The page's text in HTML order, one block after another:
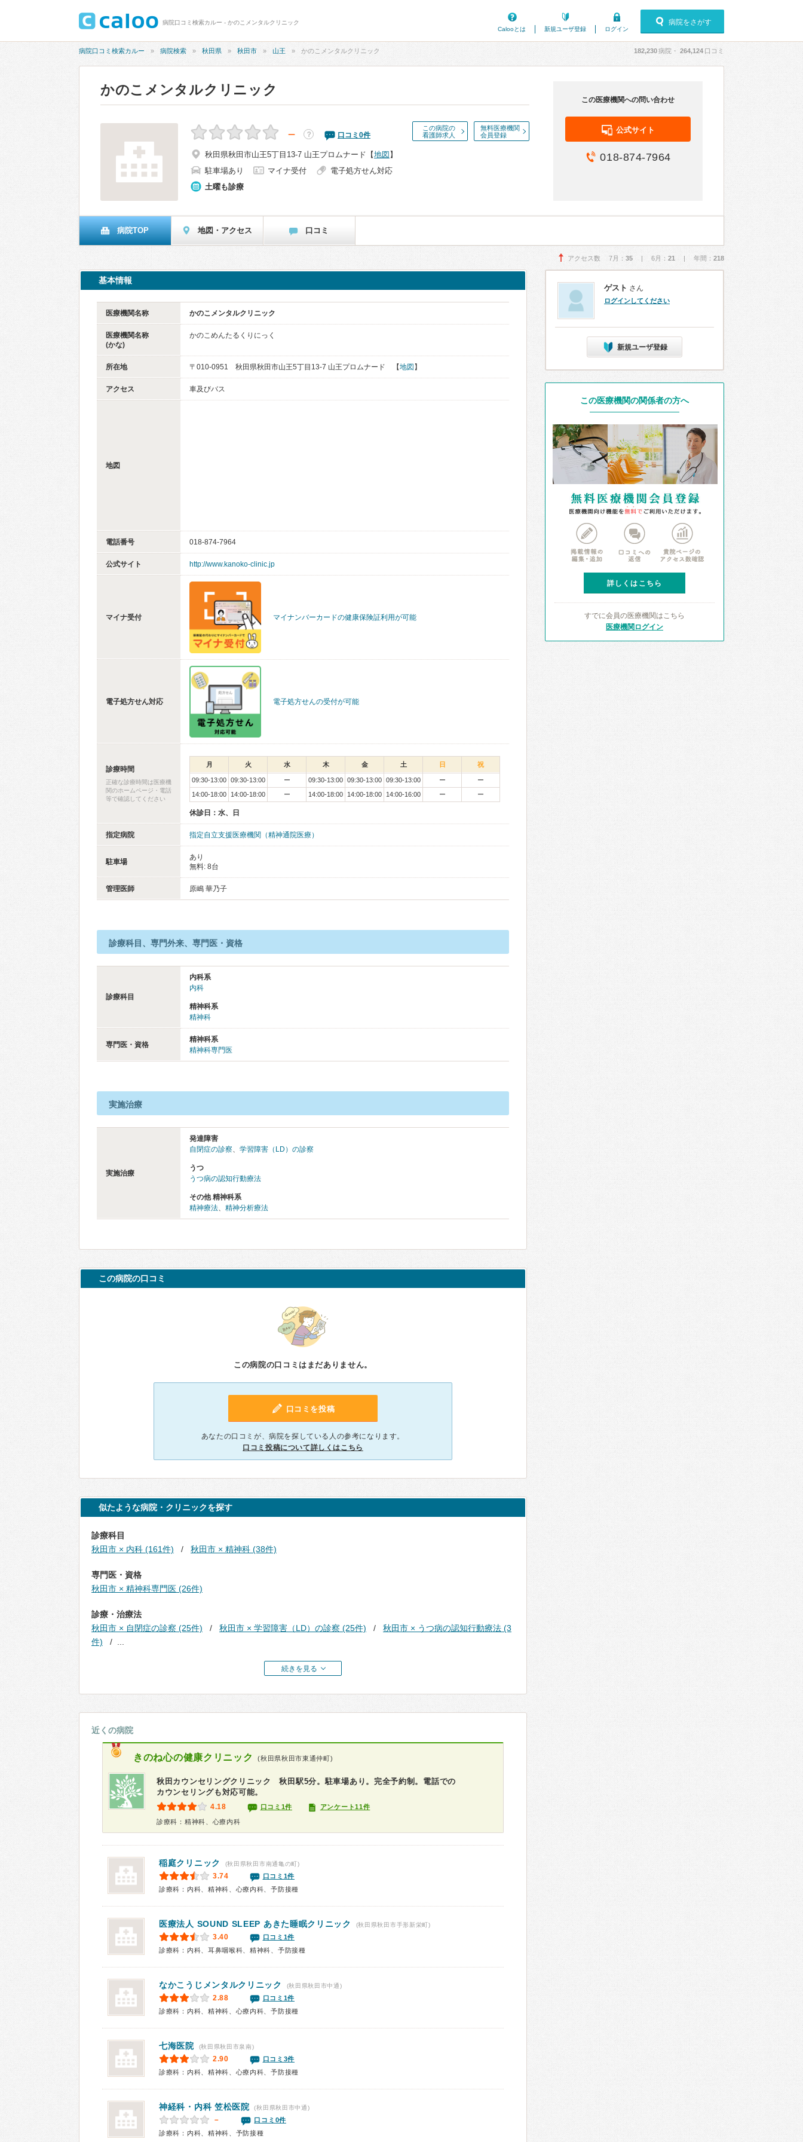
病院口コミ検索カルー - かのこメンタルクリニック
Calooとは
新規ユーザ登録 ログイン
病院をさがす
病院口コミ検索カルー 病院検索 秋田県 秋田市 山王 かのこメンタルクリニック 182,230病院・ 264,124 口コミ
かのこメンタルクリニック
この病院の
看護師求人
無料医療機関
会員登録
－ ？ 口コミ 0件
秋田県秋田市山王5丁目13-7 山王プロムナード 【地図 】
駐車場あり
マイナ受付
電子処方せん対応
土曜も診療
この医療機関への問い合わせ
公式サイト
018-874-7964
病院TOP 地図・アクセス 口コミ
アクセス数 7月： 35 | 6月： 21 | 年間： 218
基本情報
医療機関名称 かのこメンタルクリニック
医療機関名称
(かな)
かのこめんたるくりにっく
所在地 〒010-0951 秋田県秋田市山王5丁目13-7 山王プロムナード 【地図 】
アクセス 車及びバス
地図
電話番号 018-874-7964
公式サイト http://www.kanoko-clinic.jp
マイナ受付 マイナンバーカードの健康保険証利用が可能
電子処方せん対応 電子処方せんの受付が可能
診療時間
正確な診療時間は医療機
関のホームページ・電話
等で確認してください
月 火 水 木 金 土 日 祝
09:30-13:00 09:30-13:00 ー 09:30-13:00 09:30-13:00 09:30-13:00 ー
ー
14:00-18:00
14:00-18:00 ー 14:00-18:00 14:00-18:00 14:00-16:00 ー ー
休診日：水、日
指定病院 指定自立支援医療機関（精神通院医療）
駐車場
あり
無料: 8台
管理医師 原嶋 華乃子
診療科目、専門外来、専門医・資格
診療科目
内科系
内科
精神科系
精神科
専門医・資格
精神科系
精神科専門医
実施治療
実施治療
発達障害
自閉症の診察、 学習障害（LD）の診察
うつ
うつ病の認知行動療法
その他 精神科系
精神療法、 精神分析療法
この病院の口コミ
この病院の口コミはまだありません。
口コミを投稿
あなたの口コミが、病院を探している人の参考になります。
口コミ投稿について詳しくはこちら
似たような病院・クリニックを探す
診療科目
秋田市 × 内科 (161件)
秋田市 × 精神科 (38件)
専門医・資格
秋田市 × 精神科専門医 (26件)
診療・治療法
秋田市 × 自閉症の診察 (25件)
秋田市 × 学習障害（LD）の診察 (25件)
秋田市 × うつ病の認知行動療法 (3
件)
続きを見る
近くの病院
きのね心の健康クリニック (秋田県秋田市東通仲町)
秋田カウンセリングクリニック 秋田駅5分。駐車場あり。完全予約制。電話での
カウンセリングも対応可能。
4.18 口コミ1件 アンケート11件
診療科：精神科、心療内科
稲庭クリニック (秋田県秋田市南通亀の町)
3.74
口コミ1件
診療科：内科、精神科、心療内科、予防接種
医療法人 SOUND SLEEP あきた睡眠クリニック (秋田県秋田市手形新栄町)
3.40
口コミ1件
診療科：内科、耳鼻咽喉科、精神科、予防接種
なかこうじメンタルクリニック (秋田県秋田市中通)
2.88
口コミ1件
診療科：内科、精神科、心療内科、予防接種
七海医院 (秋田県秋田市泉南)
2.90
口コミ3件
診療科：内科、精神科、心療内科、予防接種
神経科・内科 笠松医院 (秋田県秋田市中通)
－
口コミ0件
診療科：内科、精神科、予防接種
ゲスト さん
ログインしてください
新規ユーザ登録
この医療機関の関係者の方へ
詳しくはこちら
すでに会員の医療機関はこちら
医療機関ログイン